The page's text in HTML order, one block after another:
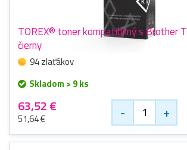
TOREX® toner kompatibilný s Brother
čierny
94 zlaťákov
Skladom > 9 ks
63,52 €
51,64 € - +